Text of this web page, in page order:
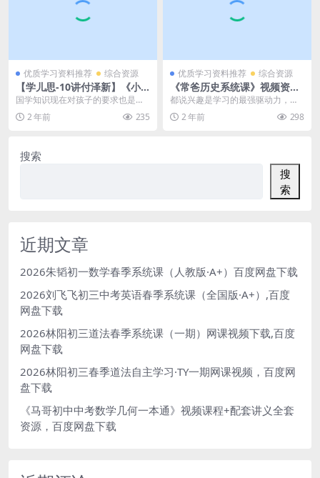
优质学习资料推荐 综合资源
【学儿思-10讲付泽新】《小
新国学知识大讲堂(二)-梦回大
唐》MP4视频+讲义文档百度
网盘下载，小学国学知识视频
国学知识现在对孩子的要求也是越
来越多，大语文背景下，孩子们的
学习国学的热情也逐渐...
2 年前 235
优质学习资料推荐 综合资源
《常爸历史系统课》视频资源
百度网盘下载，让孩子用辩证
思维来学历史
都说兴趣是学习的最强驱动力，那
么了解历史故事已经足够能激发孩
子对于历史的好奇与兴...
2 年前 298
搜索
搜
索
近期文章
2026朱韬初一数学春季系统课（人教版·A+）百度网盘下载
2026刘飞飞初三中考英语春季系统课（全国版·A+）,百度
网盘下载
2026林阳初三道法春季系统课（一期）网课视频下载,百度
网盘下载
2026林阳初三春季道法自主学习·TY一期网课视频，百度网
盘下载
《马哥初中中考数学几何一本通》视频课程+配套讲义全套
资源，百度网盘下载